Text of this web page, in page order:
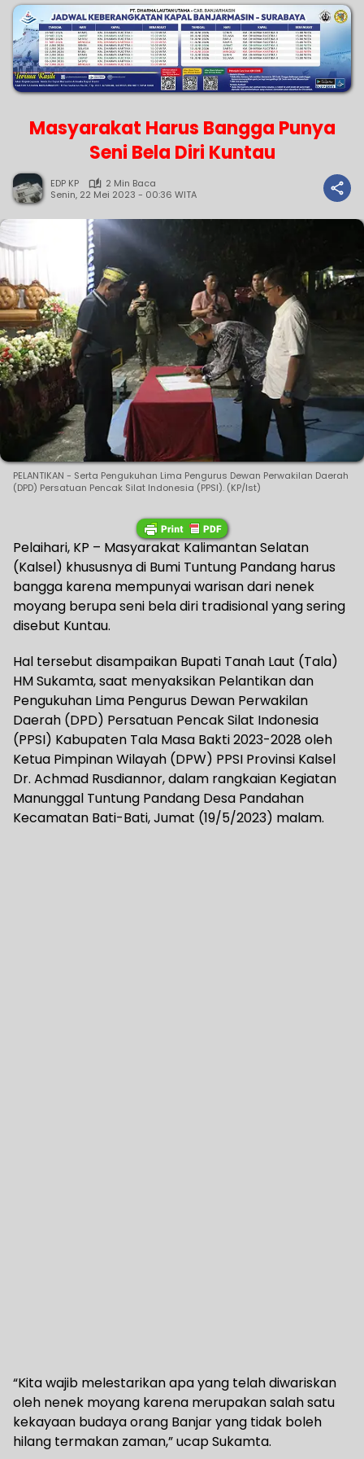
Masyarakat Harus Bangga Punya
Seni Bela Diri Kuntau
EDP KP
2 Min Baca
Senin, 22 Mei 2023 - 00:36 WITA
PELANTIKAN - Serta Pengukuhan Lima Pengurus Dewan Perwakilan Daerah
(DPD) Persatuan Pencak Silat Indonesia (PPSI). (KP/Ist)
Pelaihari, KP – Masyarakat Kalimantan Selatan
(Kalsel) khususnya di Bumi Tuntung Pandang harus
bangga karena mempunyai warisan dari nenek
moyang berupa seni bela diri tradisional yang sering
disebut Kuntau.
Hal tersebut disampaikan Bupati Tanah Laut (Tala)
HM Sukamta, saat menyaksikan Pelantikan dan
Pengukuhan Lima Pengurus Dewan Perwakilan
Daerah (DPD) Persatuan Pencak Silat Indonesia
(PPSI) Kabupaten Tala Masa Bakti 2023-2028 oleh
Ketua Pimpinan Wilayah (DPW) PPSI Provinsi Kalsel
Dr. Achmad Rusdiannor, dalam rangkaian Kegiatan
Manunggal Tuntung Pandang Desa Pandahan
Kecamatan Bati-Bati, Jumat (19/5/2023) malam.
“Kita wajib melestarikan apa yang telah diwariskan
oleh nenek moyang karena merupakan salah satu
kekayaan budaya orang Banjar yang tidak boleh
hilang termakan zaman,” ucap Sukamta.